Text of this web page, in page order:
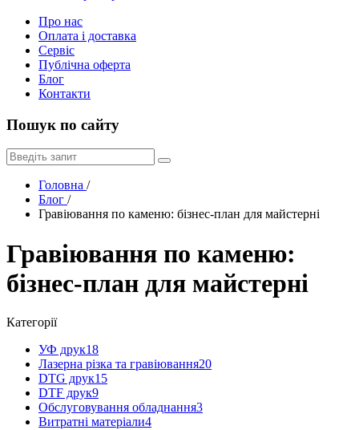
Про нас
Оплата і доставка
Сервіс
Публічна оферта
Блог
Контакти
Пошук по сайту
Головна /
Блог /
Гравіювання по каменю: бізнес-план для майстерні
Гравіювання по каменю:
бізнес-план для майстерні
Категорії
УФ друк18
Лазерна різка та гравіювання20
DTG друк15
DTF друк9
Обслуговування обладнання3
Витратні матеріали4